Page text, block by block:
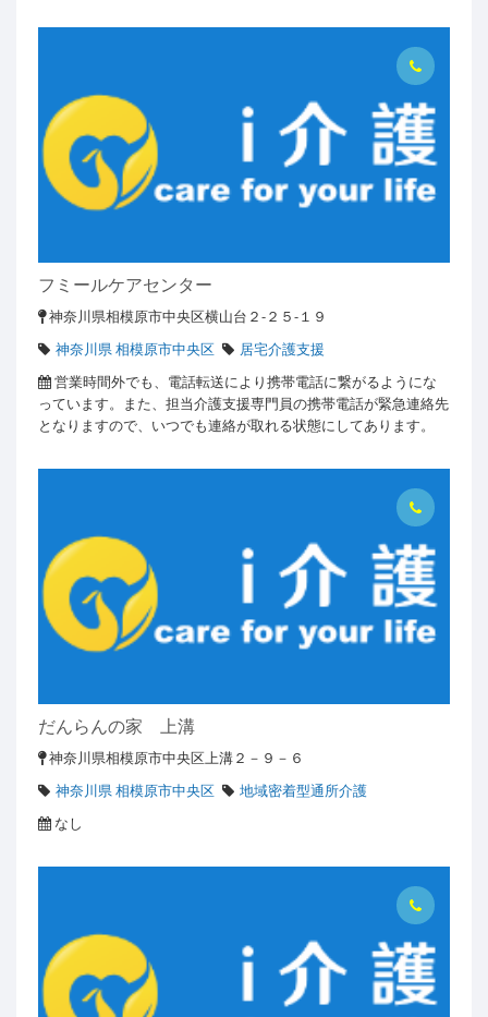
フミールケアセンター
神奈川県相模原市中央区横山台２-２５-１９
神奈川県 相模原市中央区
居宅介護支援
営業時間外でも、電話転送により携帯電話に繋がるようにな
っています。また、担当介護支援専門員の携帯電話が緊急連絡先
となりますので、いつでも連絡が取れる状態にしてあります。
だんらんの家 上溝
神奈川県相模原市中央区上溝２－９－６
神奈川県 相模原市中央区
地域密着型通所介護
なし